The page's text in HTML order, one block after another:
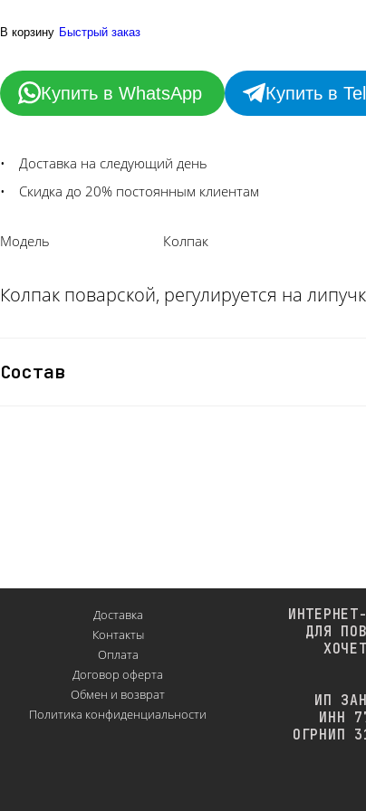
В корзину Быстрый заказ
Купить в WhatsApp Купить в
Доставка на следующий день
Скидка до 20% постоянным клиентам
Модель Колпак
Колпак поварской, регулируется на
Состав
Доставка
Контакты
Оплата
Договор оферта
Обмен и возврат
Политика конфиденциальности
ДЛЯ
ИП
ИНН
ОГРНИП